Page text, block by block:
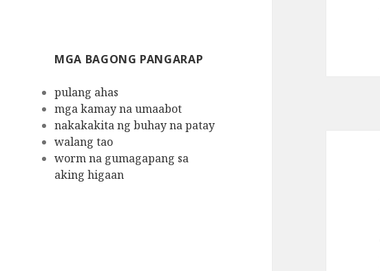
MGA BAGONG PANGARAP
pulang ahas
mga kamay na umaabot
nakakakita ng buhay na patay
walang tao
worm na gumagapang sa
aking higaan